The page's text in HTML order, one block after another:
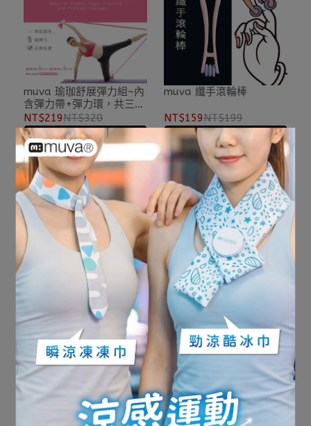
muva 瑜珈舒展彈力組~內
含彈力帶+彈力環，共三種
力道可任選!
NT$219NT$320
加入購物車
muva 纖手滾輪棒
NT$159NT$199
加入購物車
muva 聖旨到握把伸展帶~
中/重兩段式選擇
NT$299
NT$330
加入購物車
muva 舒筋雙享球~舒緩痠
痛、肌肉放鬆神器!(一組兩
顆) 促銷中!
NT$219NT$289
加入購物車